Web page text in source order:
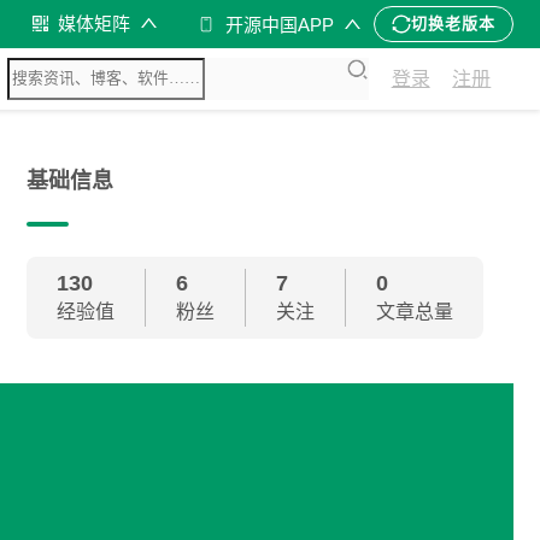
媒体矩阵 开源中国APP 切换老版本
登录 注册
基础信息
130
经验值
6
粉丝
7
关注
0
文章总量